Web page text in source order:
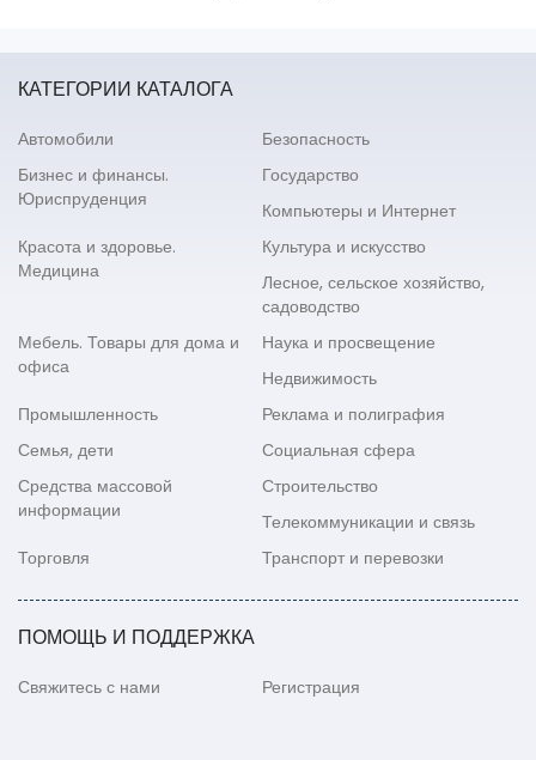
КАТЕГОРИИ КАТАЛОГА
Автомобили
Безопасность
Бизнес и финансы.
Юриспруденция
Государство
Компьютеры и Интернет
Красота и здоровье.
Медицина
Культура и искусство
Лесное, сельское хозяйство,
садоводство
Мебель. Товары для дома и
офиса
Наука и просвещение
Недвижимость
Промышленность
Реклама и полиграфия
Семья, дети
Социальная сфера
Средства массовой
информации
Строительство
Телекоммуникации и связь
Торговля
Транспорт и перевозки
ПОМОЩЬ И ПОДДЕРЖКА
Свяжитесь с нами Регистрация